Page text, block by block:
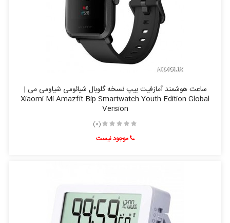
ساعت هوشمند آمازفیت بیپ نسخه گلوبال شیائومی شیاومی می |
Xiaomi Mi Amazfit Bip Smartwatch Youth Edition Global
Version
(0)
موجود نیست